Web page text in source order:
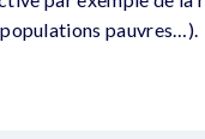
populations pauvres…).